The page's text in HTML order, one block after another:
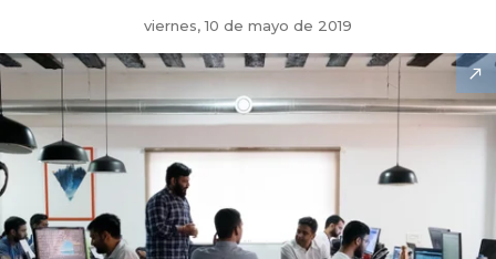
viernes, 10 de mayo de 2019